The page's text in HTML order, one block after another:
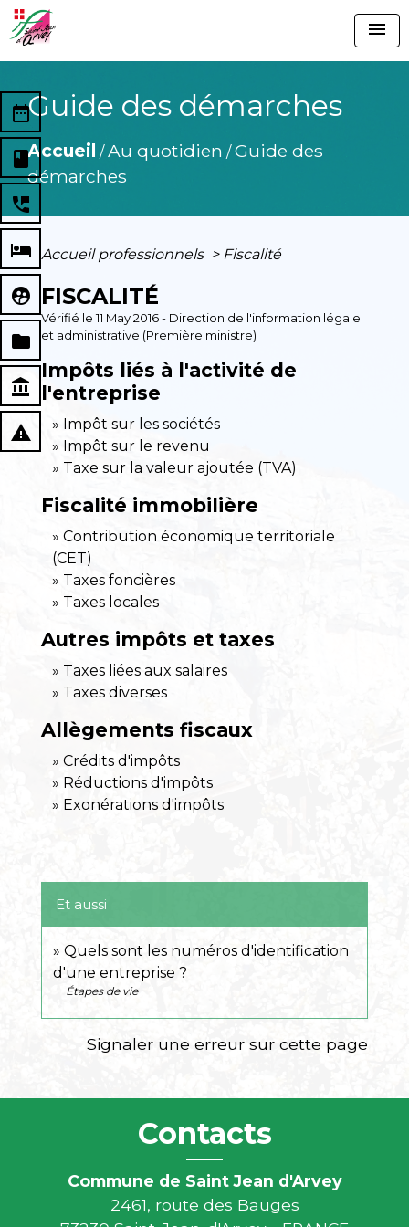
menu
Guide des démarches
Accueil /Au quotidien /Guide des
démarches
date_range
book
perm_phone_msg
local_hotel
supervised_user_circle
folder
account_balance
report_problem
Accueil professionnels > Fiscalité
FISCALITÉ
Vérifié le 11 May 2016 - Direction de l'information légale
et administrative (Première ministre)
Impôts liés à l'activité de
l'entreprise
Impôt sur les sociétés
Impôt sur le revenu
Taxe sur la valeur ajoutée (TVA)
Fiscalité immobilière
Contribution économique territoriale
(CET)
Taxes foncières
Taxes locales
Autres impôts et taxes
Taxes liées aux salaires
Taxes diverses
Allègements fiscaux
Crédits d'impôts
Réductions d'impôts
Exonérations d'impôts
Et aussi
Quels sont les numéros d'identification
d'une entreprise ?
Étapes de vie
Signaler une erreur sur cette page
Contacts
Commune de Saint Jean d'Arvey
2461, route des Bauges